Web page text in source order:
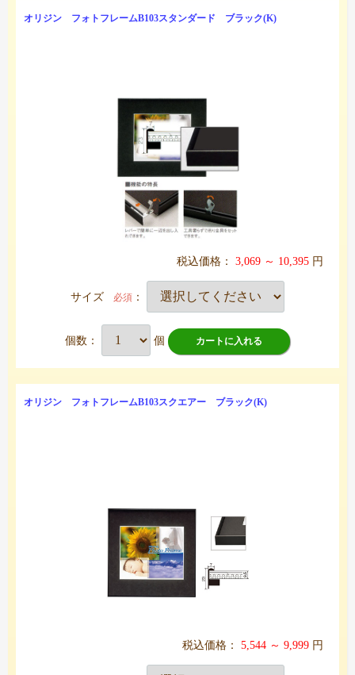
オリジン フォトフレームB103スタンダード ブラック(K)
税込価格： 3,069 ～ 10,395 円
サイズ 必須 ：
個数： 個 カートに入れる
オリジン フォトフレームB103スクエアー ブラック(K)
税込価格： 5,544 ～ 9,999 円